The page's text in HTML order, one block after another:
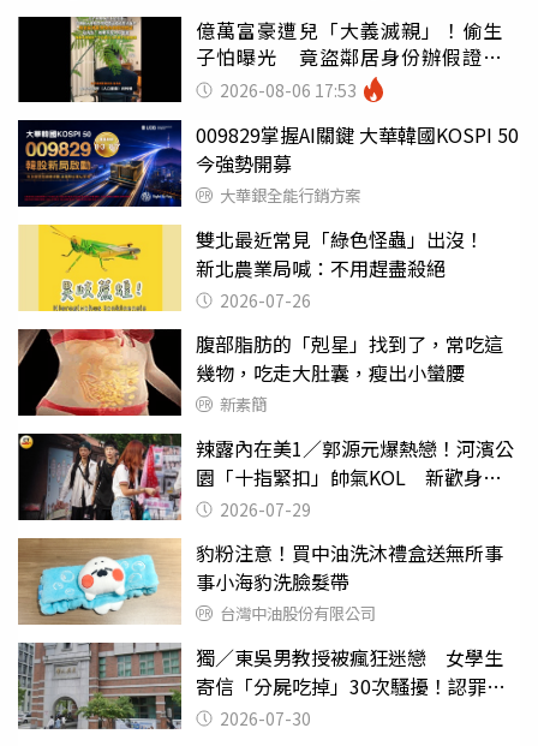
億萬富豪遭兒「大義滅親」！偷生
子怕曝光 竟盜鄰居身份辦假證落
戶 2026-08-06 17:53
009829掌握AI關鍵 大華韓國KOSPI 50
今強勢開募
大華銀全能行銷方案
雙北最近常見「綠色怪蟲」出沒！
新北農業局喊：不用趕盡殺絕
2026-07-26
腹部脂肪的「剋星」找到了，常吃這
幾物，吃走大肚囊，瘦出小蠻腰
新素簡
辣露內在美1／郭源元爆熱戀！河濱公
園「十指緊扣」帥氣KOL 新歡身份
曝光2026-07-29
豹粉注意！買中油洗沐禮盒送無所事
事小海豹洗臉髮帶
台灣中油股份有限公司
獨／東吳男教授被瘋狂迷戀 女學生
寄信「分屍吃掉」30次騷擾！認罪免
關 2026-07-30